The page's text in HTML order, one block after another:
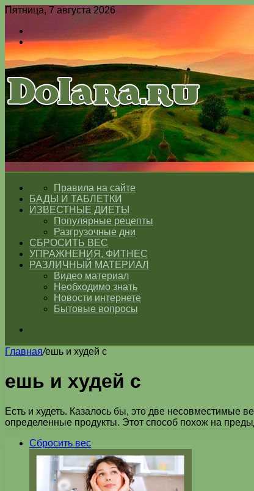
Пятница, 7 августа 2026
Switch
skin
Меню
Switch
ГЛАВНАЯПравила на сайте
БАДЫ И ТАБЛЕТКИ
ИЗВЕСТНЫЕ ДИЕТЫ
Популярные рецепты
Разгрузочные дни
СБРОСИТЬ ВЕС
УПРАЖНЕНИЯ, ФИТНЕС
РАЗЛИЧНЫЙ МАТЕРИАЛ
Видео материал
Необходимо знать
Новости интернете
Бытовые вопросы
Главная/ешь и худей с
ешь и худей с
Есть и худеть. Казалось бы, это две несовместимые
определенные продукты. Этот способ похож на
Сбросить вес